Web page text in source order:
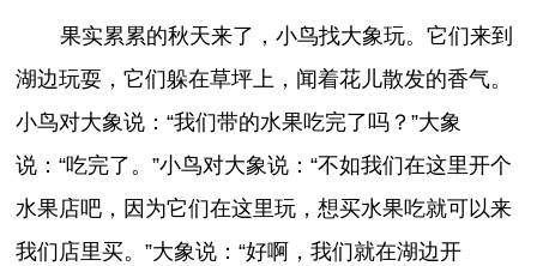
果实累累的秋天来了，小鸟找大象玩。它们来到
湖边玩耍，它们躲在草坪上，闻着花儿散发的香气。
小鸟对大象说：“我们带的水果吃完了吗？”大象
说：“吃完了。”小鸟对大象说：“不如我们在这里开个
水果店吧，因为它们在这里玩，想买水果吃就可以来
我们店里买。”大象说：“好啊，我们就在湖边开